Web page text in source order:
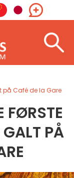
på Café de la Gare
FØRSTE
PÅ